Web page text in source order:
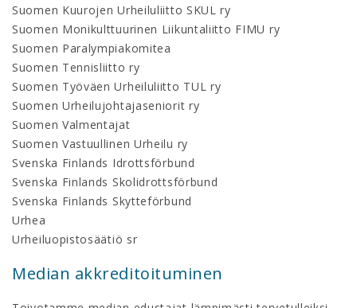
Suomen Kuurojen Urheiluliitto SKUL ry
Suomen Monikulttuurinen Liikuntaliitto FIMU ry
Suomen Paralympiakomitea
Suomen Tennisliitto ry
Suomen Työväen Urheiluliitto TUL ry
Suomen Urheilujohtajaseniorit ry
Suomen Valmentajat
Suomen Vastuullinen Urheilu ry
Svenska Finlands Idrottsförbund
Svenska Finlands Skolidrottsförbund
Svenska Finlands Skytteförbund
Urhea
Urheiluopistosäätiö sr
Median akkreditoituminen